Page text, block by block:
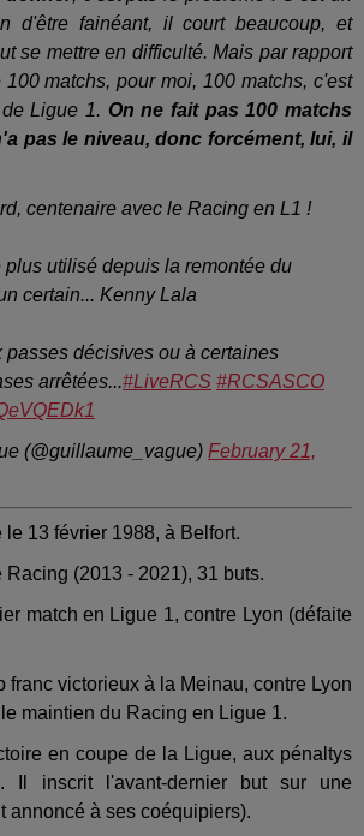
d'être fainéant, il court beaucoup, et
se mettre en difficulté. Mais par rapport
matchs, pour moi, 100 matchs, c'est
Ligue 1. On ne fait pas 100 matchs
pas le niveau, donc forcément, lui, il
centenaire avec le Racing en L1 !
utilisé depuis la remontée du
certain... Kenny Lala
passes décisives ou à certaines
arrêtées...#LiveRCS #RCSASCO
(@guillaume_vague) February 21,
le 13 février 1988, à Belfort.
Racing (2013 - 2021), 31 buts.
match en Ligue 1, contre Lyon (défaite
franc victorieux à la Meinau, contre Lyon
maintien du Racing en Ligue 1.
en coupe de la Ligue, aux pénaltys
Il inscrit l'avant-dernier but sur une
annoncé à ses coéquipiers).